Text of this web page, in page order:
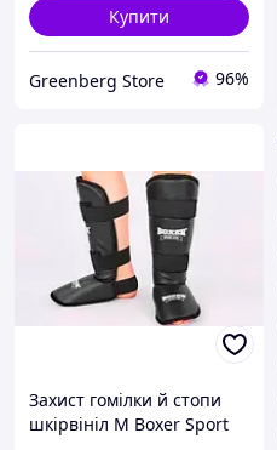
Купити
Greenberg Store 96%
Захист гомілки й стопи
шкірвініл M Boxer Sport